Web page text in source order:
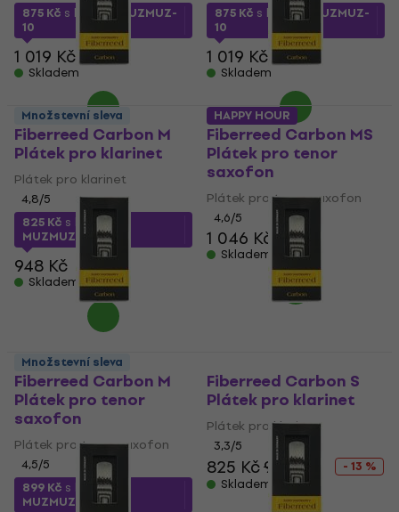
875 Kč s kódem MUZMUZ-
10
1 019 Kč
Skladem
875 Kč s kódem MUZMUZ-
10
1 019 Kč
Skladem
Fiberreed Carbon M
Plátek pro klarinet
Plátek pro klarinet
4,8/5
825 Kč s kódem
MUZMUZ-10
948 Kč
Skladem
Fiberreed Carbon MS
Plátek pro tenor
saxofon
Plátek pro tenor saxofon
4,6/5
1 046 Kč
Skladem
Množstevní sleva
Fiberreed Carbon M
Plátek pro tenor
saxofon
Plátek pro tenor saxofon
4,5/5
899 Kč s kódem
MUZMUZ-10
HAPPY HOUR
Fiberreed Carbon S
Plátek pro klarinet
Plátek pro klarinet
3,3/5
825 Kč948 Kč
- 13 %
Skladem
Množstevní sleva